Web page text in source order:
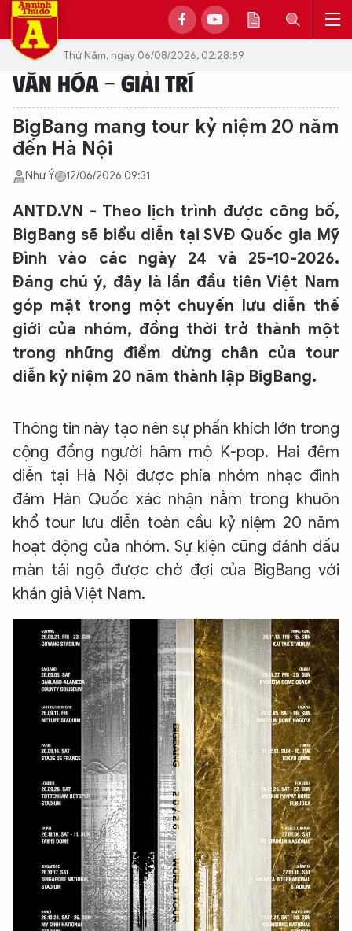
Thứ Năm, ngày 06/08/2026, 02:28:59
VĂN HÓA - GIẢI TRÍ
BigBang mang tour kỷ niệm 20 năm
đến Hà Nội
Như Ý 12/06/2026 09:31
ANTD.VN - Theo lịch trình được công bố,
BigBang sẽ biểu diễn tại SVĐ Quốc gia Mỹ
Đình vào các ngày 24 và 25-10-2026.
Đáng chú ý, đây là lần đầu tiên Việt Nam
góp mặt trong một chuyến lưu diễn thế
giới của nhóm, đồng thời trở thành một
trong những điểm dừng chân của tour
diễn kỷ niệm 20 năm thành lập BigBang.
Thông tin này tạo nên sự phấn khích lớn trong
cộng đồng người hâm mộ K-pop. Hai đêm
diễn tại Hà Nội được phía nhóm nhạc đình
đám Hàn Quốc xác nhận nằm trong khuôn
khổ tour lưu diễn toàn cầu kỷ niệm 20 năm
hoạt động của nhóm. Sự kiện cũng đánh dấu
màn tái ngộ được chờ đợi của BigBang với
khán giả Việt Nam.